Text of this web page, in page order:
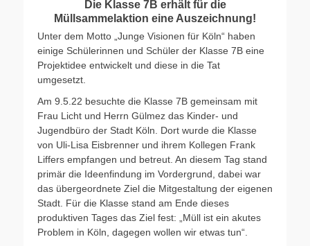
Die Klasse 7B erhält für die
Müllsammelaktion eine Auszeichnung!
Unter dem Motto „Junge Visionen für Köln“ haben
einige Schülerinnen und Schüler der Klasse 7B eine
Projektidee entwickelt und diese in die Tat
umgesetzt.
Am 9.5.22 besuchte die Klasse 7B gemeinsam mit
Frau Licht und Herrn Gülmez das Kinder- und
Jugendbüro der Stadt Köln. Dort wurde die Klasse
von Uli-Lisa Eisbrenner und ihrem Kollegen Frank
Liffers empfangen und betreut. An diesem Tag stand
primär die Ideenfindung im Vordergrund, dabei war
das übergeordnete Ziel die Mitgestaltung der eigenen
Stadt. Für die Klasse stand am Ende dieses
produktiven Tages das Ziel fest: „Müll ist ein akutes
Problem in Köln, dagegen wollen wir etwas tun“.